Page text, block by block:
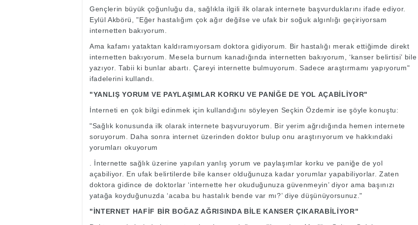
Gençlerin büyük çoğunluğu da, sağlıkla ilgili ilk olarak internete başvurduklarını ifade ediyor.
Eylül Akbörü, "Eğer hastalığım çok ağır değilse ve ufak bir soğuk algınlığı geçiriyorsam
internetten bakıyorum.
Ama kafamı yataktan kaldıramıyorsam doktora gidiyorum. Bir hastalığı merak ettiğimde direkt
internetten bakıyorum. Mesela burnum kanadığında internetten bakıyorum, ‘kanser belirtisi’ bile
yazıyor. Tabii ki bunlar abartı. Çareyi internette bulmuyorum. Sadece araştırmamı yapıyorum"
ifadelerini kullandı.
"YANLIŞ YORUM VE PAYLAŞIMLAR KORKU VE PANİĞE DE YOL AÇABİLİYOR"
İnterneti en çok bilgi edinmek için kullandığını söyleyen Seçkin Özdemir ise şöyle konuştu:
"Sağlık konusunda ilk olarak internete başvuruyorum. Bir yerim ağrıdığında hemen internete
soruyorum. Daha sonra internet üzerinden doktor bulup onu araştırıyorum ve hakkındaki
yorumları okuyorum
. İnternette sağlık üzerine yapılan yanlış yorum ve paylaşımlar korku ve paniğe de yol
açabiliyor. En ufak belirtilerde bile kanser olduğunuza kadar yorumlar yapabiliyorlar. Zaten
doktora gidince de doktorlar ‘internette her okuduğunuza güvenmeyin’ diyor ama başınızı
yatağa koyduğunuzda ‘acaba bu hastalık bende var mı?’ diye düşünüyorsunuz."
"İNTERNET HAFİF BİR BOĞAZ AĞRISINDA BİLE KANSER ÇIKARABİLİYOR"